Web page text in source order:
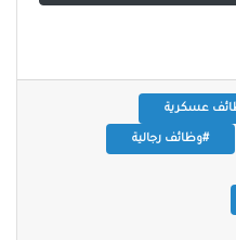
عسكرية
#وظائف رجالية